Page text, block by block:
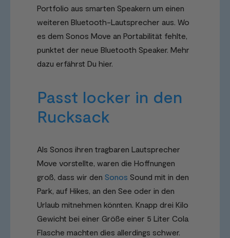
Portfolio aus smarten Speakern um einen
weiteren Bluetooth-Lautsprecher aus. Wo
es dem Sonos Move an Portabilität fehlte,
punktet der neue Bluetooth Speaker. Mehr
dazu erfährst Du hier.
Passt locker in den
Rucksack
Als Sonos ihren tragbaren Lautsprecher
Move vorstellte, waren die Hoffnungen
groß, dass wir den Sonos Sound mit in den
Park, auf Hikes, an den See oder in den
Urlaub mitnehmen könnten. Knapp drei Kilo
Gewicht bei einer Größe einer 5 Liter Cola
Flasche machten dies allerdings schwer.